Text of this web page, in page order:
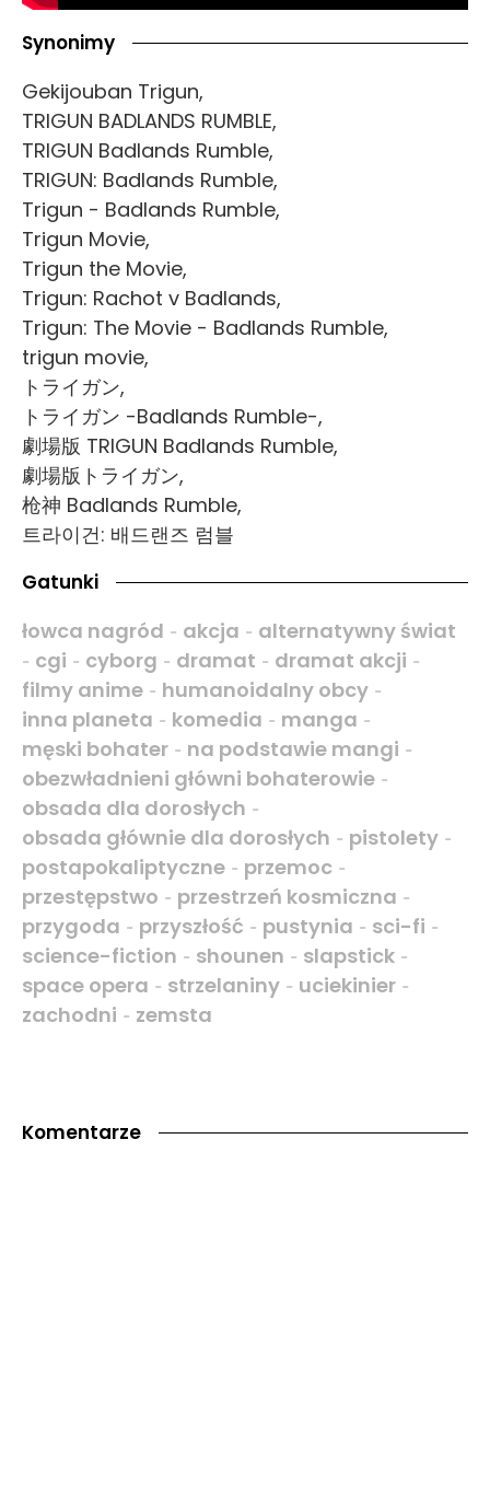
Synonimy
Gekijouban Trigun,
TRIGUN BADLANDS RUMBLE,
TRIGUN Badlands Rumble,
TRIGUN: Badlands Rumble,
Trigun - Badlands Rumble,
Trigun Movie,
Trigun the Movie,
Trigun: Rachot v Badlands,
Trigun: The Movie - Badlands Rumble,
trigun movie,
トライガン,
トライガン -Badlands Rumble-,
劇場版 TRIGUN Badlands Rumble,
劇場版トライガン,
枪神 Badlands Rumble,
트라이건: 배드랜즈 럼블
Gatunki
łowca nagród - akcja - alternatywny świat
- cgi - cyborg - dramat - dramat akcji -
filmy anime - humanoidalny obcy -
inna planeta - komedia - manga -
męski bohater - na podstawie mangi -
obezwładnieni główni bohaterowie -
obsada dla dorosłych -
obsada głównie dla dorosłych - pistolety -
postapokaliptyczne - przemoc -
przestępstwo - przestrzeń kosmiczna -
przygoda - przyszłość - pustynia - sci-fi -
science-fiction - shounen - slapstick -
space opera - strzelaniny - uciekinier -
zachodni - zemsta
Komentarze